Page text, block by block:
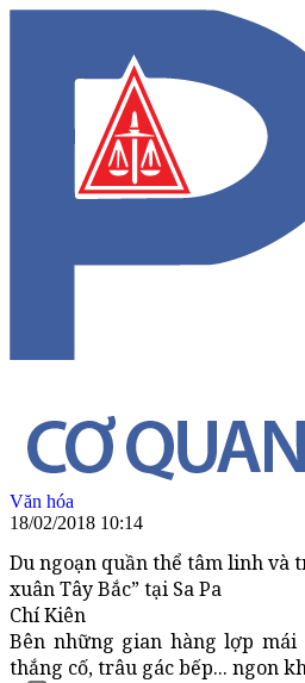
Văn hóa
18/02/2018 10:14
Du ngoạn quần thể tâm linh và
xuân Tây Bắc” tại Sa Pa
Chí Kiên
Bên những gian hàng lợp
thắng cố, trâu gác bếp... ngon